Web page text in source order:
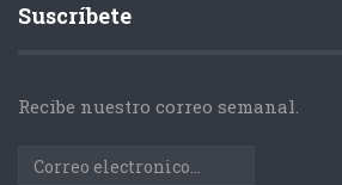
Suscríbete
Recibe nuestro correo semanal.